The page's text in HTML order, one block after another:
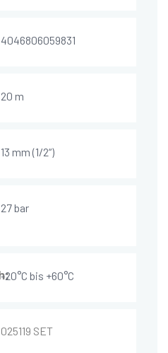
4046806059831
20 m
13 mm (1/2“)
27 bar
-20°C bis +60°C
025119 SET